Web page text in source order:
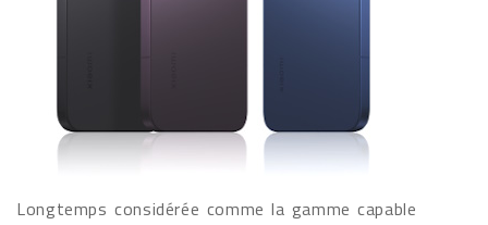
Longtemps considérée comme la gamme capable